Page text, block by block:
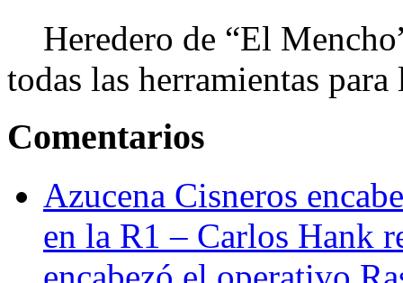
Heredero de “El
todas las herramientas
Comentarios
Azucena Cisneros
en la R1 – Carlos Hank